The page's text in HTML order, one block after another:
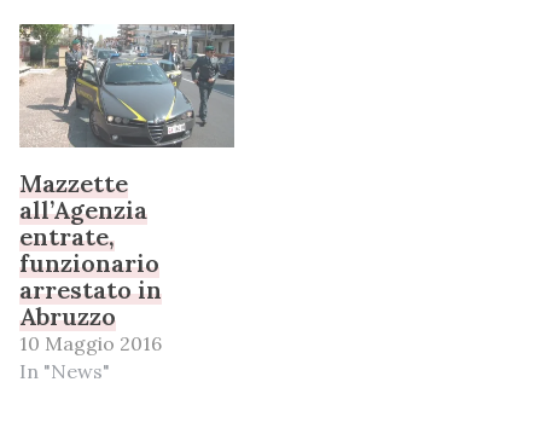
Mazzette
all’Agenzia
entrate,
funzionario
arrestato in
Abruzzo
10 Maggio 2016
In "News"